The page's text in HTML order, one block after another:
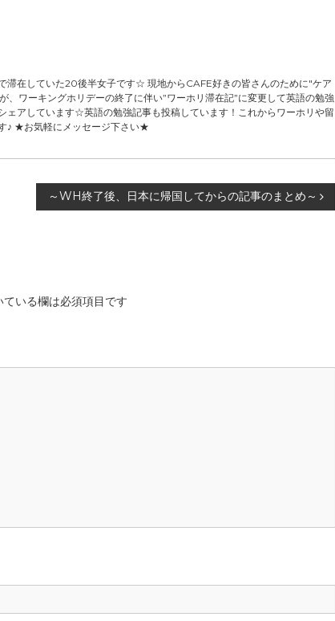
滞在していた20後半女子です☆ 現地からCAFE好きの皆さんのために"ケア
、ワーキングホリデーの終了に伴い”ワーホリ滞在記”に変更して英語の勉強
ェアしています☆英語の勉強記事も投稿しています！これからワーホリや留
♪ ★お気軽にメッセージ下さい★
～WH終了後、日本に帰国してからの記事のまとめ～
ている欄は必須項目です